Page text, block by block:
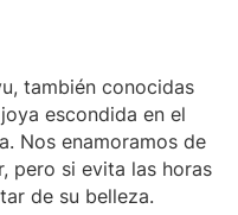
también conocidas
escondida en el
Nos enamoramos de
pero si evita las horas
de su belleza.